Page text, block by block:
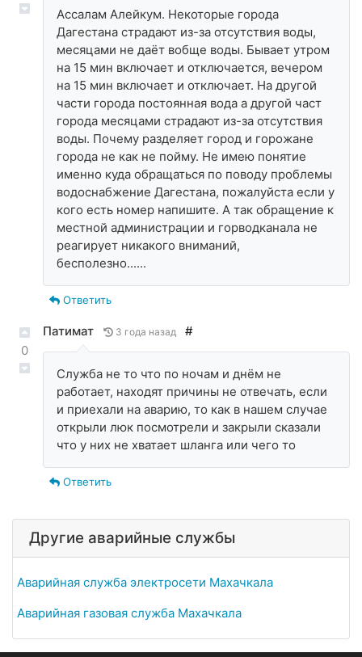
Ассалам Алейкум. Некоторые города
Дагестана страдают из-за отсутствия воды,
месяцами не даёт вобще воды. Бывает утром
на 15 мин включает и отключается, вечером
на 15 мин включает и отключает. На другой
части города постоянная вода а другой част
города месяцами страдают из-за отсутствия
воды. Почему разделяет город и горожане
города не как не пойму. Не имею понятие
именно куда обращаться по поводу проблемы
водоснабжение Дагестана, пожалуйста если у
кого есть номер напишите. А так обращение к
местной администрации и горводканала не
реагирует никакого вниманий,
бесполезно......
Ответить
0
Патимат 3 года назад #
Служба не то что по ночам и днём не
работает, находят причины не отвечать, если
и приехали на аварию, то как в нашем случае
открыли люк посмотрели и закрыли сказали
что у них не хватает шланга или чего то
Ответить
Другие аварийные службы
Аварийная служба электросети Махачкала
Аварийная газовая служба Махачкала